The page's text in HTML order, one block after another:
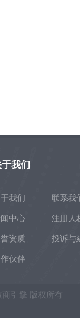
于我们
我们 联系我
中心 注册人
资质 投诉与
伙伴
引擎 版权所有